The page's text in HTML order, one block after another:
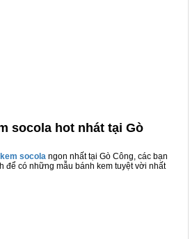
socola hot nhát tại Gò
socola ngon nhất tại Gò Công, các bạn
để có những mẫu bánh kem tuyệt vời nhất